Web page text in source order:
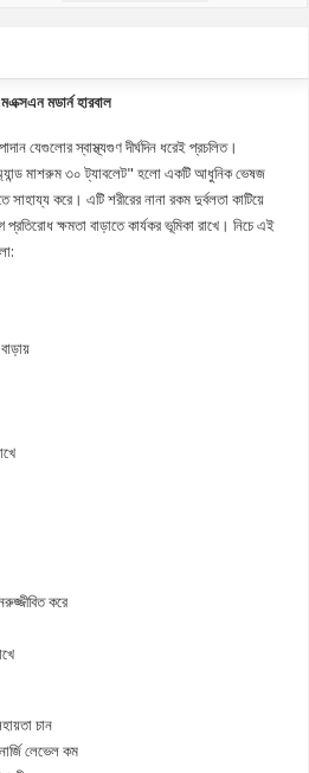
মডার্ন হারবাল
যেগুলোর স্বাস্থ্যগুণ দীর্ঘদিন ধরেই প্রচলিত।
মাশরুম ৩০ ট্যাবলেট" হলো একটি আধুনিক ভেষজ
সাহায্য করে। এটি শরীরের নানা রকম দুর্বলতা কাটিয়ে
ক্ষমতা বাড়াতে কার্যকর ভূমিকা রাখে। নিচে এই
করে
চান
লেভেল কম